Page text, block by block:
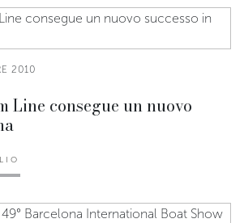
2010
Line consegue un nuovo